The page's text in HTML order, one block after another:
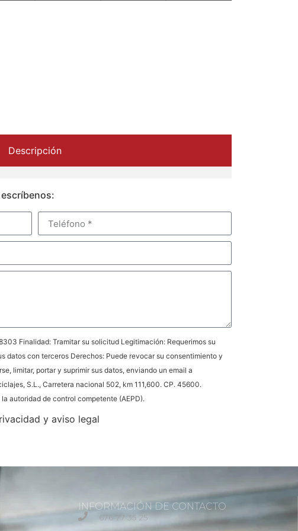
Descripción
Finalidad: Tramitar su solicitud Legitimación: Requerimos su
datos con terceros Derechos: Puede revocar su consentimiento y
limitar, portar y suprimir sus datos, enviando un email a
S.L., Carretera nacional 502, km 111,600. CP. 45600.
autoridad de control competente (AEPD).
y aviso legal
INFORMACIÓN DE CONTACTO
676 77 35 25